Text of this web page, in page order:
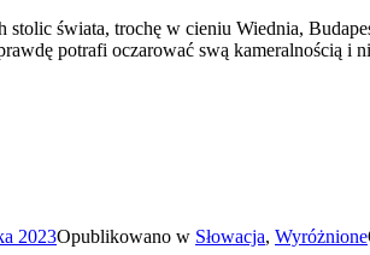
świata, trochę w cieniu Wiednia,
potrafi oczarować swą
2023Opublikowano w Słowacja, Wyróżnione